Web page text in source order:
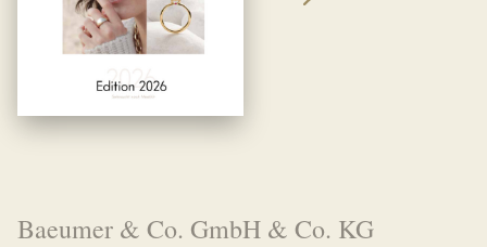
Baeumer & Co. GmbH & Co. KG